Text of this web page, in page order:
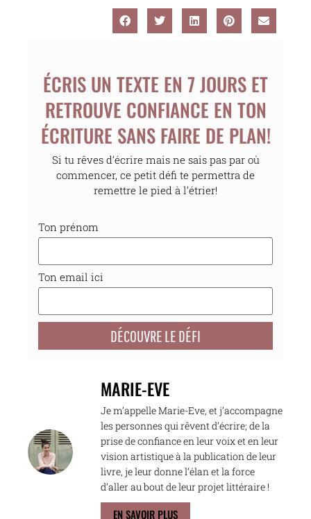
ÉCRIS UN TEXTE EN 7 JOURS ET
RETROUVE CONFIANCE EN TON
ÉCRITURE SANS FAIRE DE PLAN!
Si tu rêves d’écrire mais ne sais pas par où
commencer, ce petit défi te permettra de
remettre le pied à l’étrier!
Ton prénom
Ton email ici
DÉCOUVRE LE DÉFI
MARIE-EVE
Je m’appelle Marie-Eve, et j’accompagne
les personnes qui rêvent d’écrire; de la
prise de confiance en leur voix et en leur
vision artistique à la publication de leur
livre, je leur donne l’élan et la force
d’aller au bout de leur projet littéraire !
EN SAVOIR PLUS